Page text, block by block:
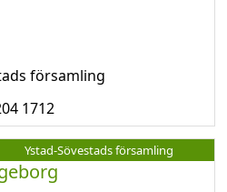
församling
1712
Ystad-Sövestads församling